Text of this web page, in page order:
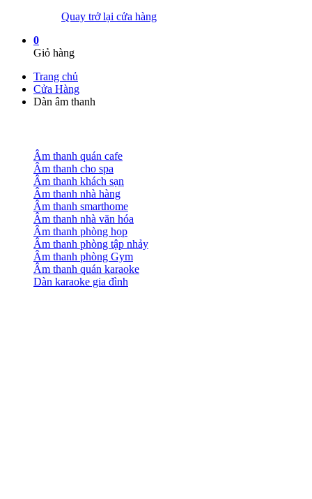
Quay trở lại cửa hàng
0
Giỏ hàng
Trang chủ
Cửa Hàng
Dàn âm thanh
Âm thanh quán cafe
Âm thanh cho spa
Âm thanh khách sạn
Âm thanh nhà hàng
Âm thanh smarthome
Âm thanh nhà văn hóa
Âm thanh phòng họp
Âm thanh phòng tập nhảy
Âm thanh phòng Gym
Âm thanh quán karaoke
Dàn karaoke gia đình